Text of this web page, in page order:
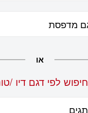
או
חיפוש לפי דגם דיו /